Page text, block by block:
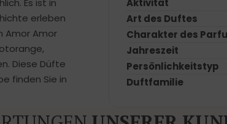
Es ist in
erleben
Amor Amor
Diese Düfte
finden Sie in
Aktivität
Art des Duftes
Charakter des
Jahreszeit
Persönlichkeitstyp
Duftfamilie